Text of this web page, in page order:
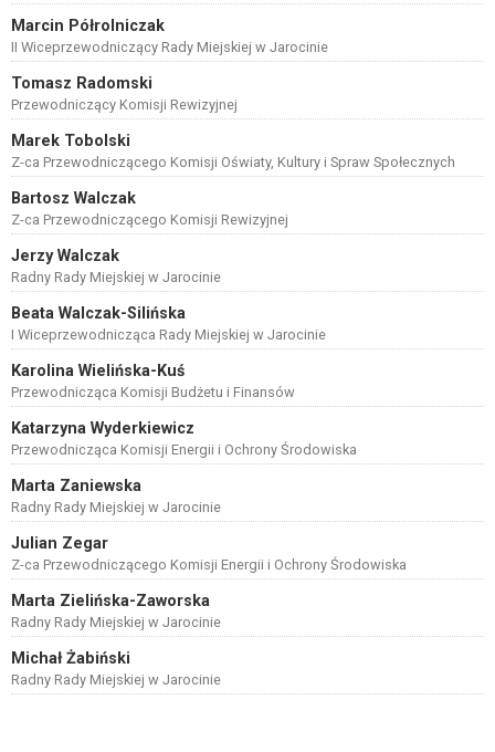
Marcin Półrolniczak
II Wiceprzewodniczący Rady Miejskiej w Jarocinie
Tomasz Radomski
Przewodniczący Komisji Rewizyjnej
Marek Tobolski
Z-ca Przewodniczącego Komisji Oświaty, Kultury i Spraw Społecznych
Bartosz Walczak
Z-ca Przewodniczącego Komisji Rewizyjnej
Jerzy Walczak
Radny Rady Miejskiej w Jarocinie
Beata Walczak-Silińska
I Wiceprzewodnicząca Rady Miejskiej w Jarocinie
Karolina Wielińska-Kuś
Przewodnicząca Komisji Budżetu i Finansów
Katarzyna Wyderkiewicz
Przewodnicząca Komisji Energii i Ochrony Środowiska
Marta Zaniewska
Radny Rady Miejskiej w Jarocinie
Julian Zegar
Z-ca Przewodniczącego Komisji Energii i Ochrony Środowiska
Marta Zielińska-Zaworska
Radny Rady Miejskiej w Jarocinie
Michał Żabiński
Radny Rady Miejskiej w Jarocinie